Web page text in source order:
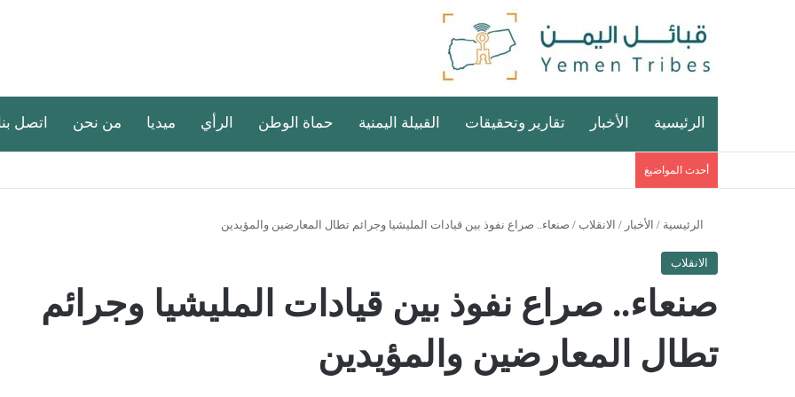
الرئيسية الأخبار تقارير وتحقيقات القبيلة اليمنية حماة الوطن الرأي ميديا من نحن اتصل
أحدث المواضيغ
الرئيسية / الأخبار / الانقلاب / صنعاء.. صراع نفوذ بين قيادات المليشيا وجرائم تطال المعارضين والمؤيدين
الانقلاب
صنعاء.. صراع نفوذ بين قيادات المليشيا وجرائم
تطال المعارضين والمؤيدين